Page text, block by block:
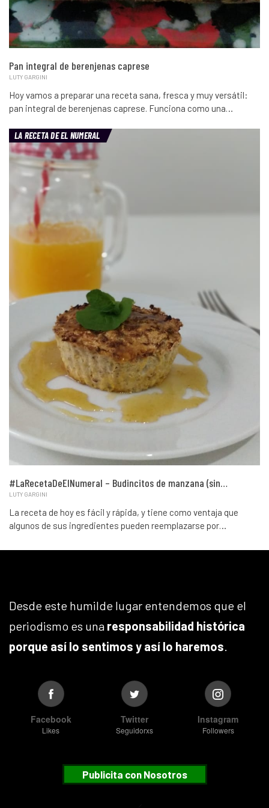
Pan integral de berenjenas caprese
LUTY GARGINI
Hoy vamos a preparar una receta sana, fresca y muy versátil:
pan integral de berenjenas caprese. Funciona como una…
LA RECETA DE EL NUMERAL
#LaRecetaDeElNumeral – Budincitos de manzana (sin…
LUTY GARGINI
La receta de hoy es fácil y rápida, y tiene como ventaja que
algunos de sus ingredientes pueden reemplazarse por…
Desde este humilde lugar entendemos que el
periodismo es una responsabilidad histórica
porque así lo sentimos y así lo haremos.
Facebook
Likes
Twitter
Seguidorxs
Instagram
Followers
Publicita con Nosotros